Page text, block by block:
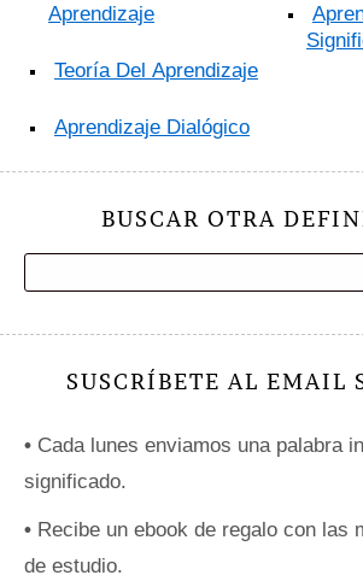
Aprendizaje
Teoría Del Aprendizaje
Aprendizaje Dialógico
BUSCAR OTRA
SUSCRÍBETE AL EMAIL
• Cada lunes enviamos una palabra
significado.
• Recibe un ebook de regalo con las
de estudio.